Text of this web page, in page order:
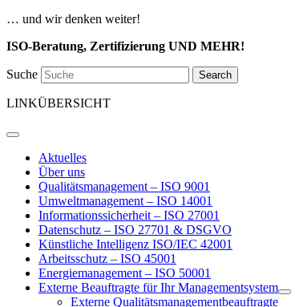
… und wir denken weiter!
ISO-Beratung, Zertifizierung UND MEHR!
Suche Search
LINKÜBERSICHT
Aktuelles
Über uns
Qualitätsmanagement – ISO 9001
Umweltmanagement – ISO 14001
Informationssicherheit – ISO 27001
Datenschutz – ISO 27701 & DSGVO
Künstliche Intelligenz ISO/IEC 42001
Arbeitsschutz – ISO 45001
Energiemanagement – ISO 50001
Externe Beauftragte für Ihr Managementsystem
Externe Qualitätsmanagementbeauftragte